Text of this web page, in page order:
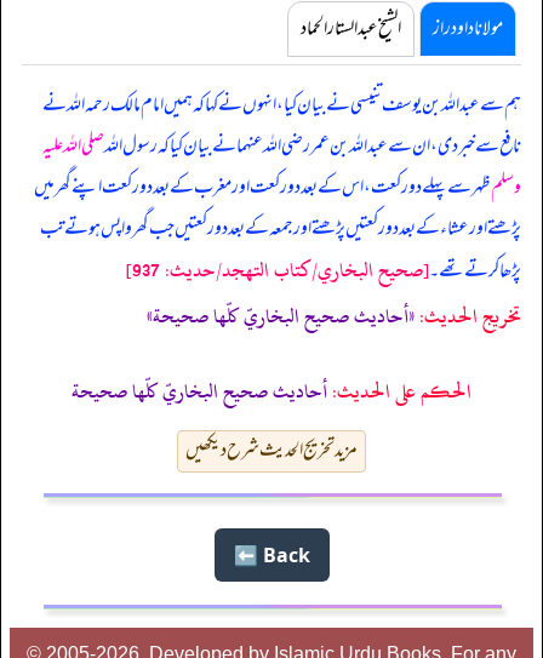
مولانا داود راز الشیخ عبدالستار الحماد
ہم سے عبداللہ بن یوسف تنیسی نے بیان کیا، انہوں نے کہا کہ ہمیں امام مالک رحمہ اللہ نے
نافع سے خبر دی، ان سے عبداللہ بن عمر رضی اللہ عنہما نے بیان کیا کہرسول اللہصلی اللہ علیہ
وسلمظہر سے پہلے دو رکعت، اس کے بعد دو رکعت اور مغرب کے بعد دو رکعت اپنے گھر میں
پڑھتے اور عشاء کے بعد دو رکعتیں پڑھتے اور جمعہ کے بعد دو رکعتیں جب گھر واپس ہوتے تب
پڑھا کرتے تھے۔[صحيح البخاري/كتاب التهجد/حدیث: 937]
تخریج الحدیث:«أحاديث صحيح البخاريّ كلّها صحيحة»
الحكم على الحديث:أحاديث صحيح البخاريّ كلّها صحيحة
مزید تخریج الحدیث شرح دیکھیں
Back ⬅️
© 2005-2026, Developed by Islamic Urdu Books, For any